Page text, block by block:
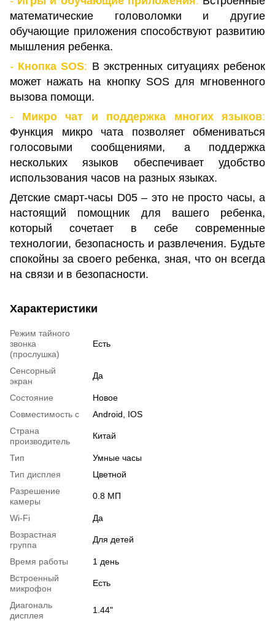
математические головоломки и другие
обучающие приложения способствуют развитию
мышления ребенка.
- Кнопка SOS: В экстренных ситуациях ребенок
может нажать на кнопку SOS для мгновенного
вызова помощи.
- Микро чат и поддержка многих языков:
Функция микро чата позволяет обмениваться
голосовыми сообщениями, а поддержка
нескольких языков обеспечивает удобство
использования часов на разных языках.
Детские смарт-часы D05 – это не просто часы, а
настоящий помощник для вашего ребенка,
который сочетает в себе современные
технологии, безопасность и развлечения. Будьте
спокойны за своего ребенка, зная, что он всегда
на связи и в безопасности.
Характеристики
Режим тайного
звонка
(прослушка)
Есть
Сенсорный
экран
Да
Состояние
Новое
Совместимость с
Android, IOS
Страна
производитель
Китай
Тип
Умные часы
Тип дисплея
Цветной
Разрешение
камеры
0.8 МП
Wi-Fi
Да
Возрастная
группа
Для детей
Время работы
1 день
Встроенный
микрофон
Есть
Диагональ
дисплея
1.44"